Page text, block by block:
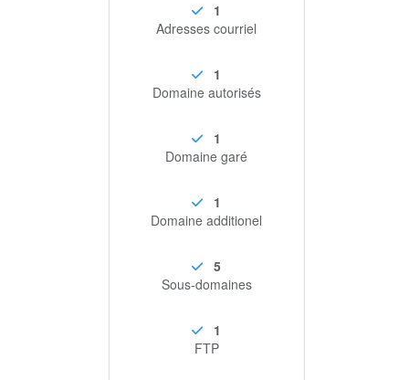
1
Adresses courriel
1
Domaine autorisés
1
Domaine garé
1
Domaine additionel
5
Sous-domaines
1
FTP